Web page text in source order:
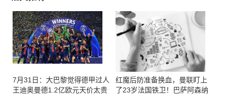
7月31日：大巴黎觉得德甲过人
王迪奥曼德1.2亿欧元天价太贵
红魔后防准备换血，曼联盯上
了23岁法国铁卫！巴萨阿森纳